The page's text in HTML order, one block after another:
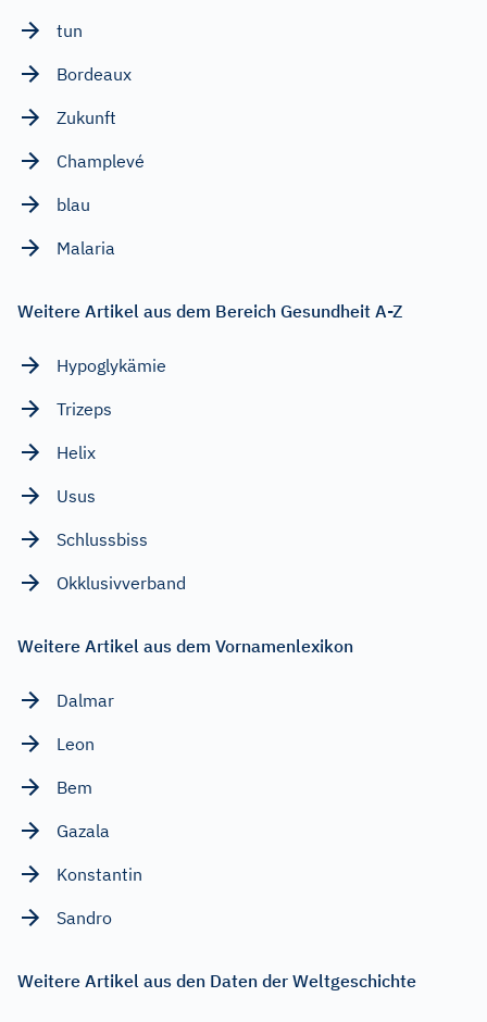
tun
Bordeaux
Zukunft
Champlevé
blau
Malaria
Weitere Artikel aus dem Bereich Gesundheit A-Z
Hypoglykämie
Trizeps
Helix
Usus
Schlussbiss
Okklusivverband
Weitere Artikel aus dem Vornamenlexikon
Dalmar
Leon
Bem
Gazala
Konstantin
Sandro
Weitere Artikel aus den Daten der Weltgeschichte